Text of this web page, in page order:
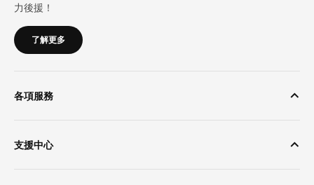
力後援！
了解更多
各項服務
支援中心